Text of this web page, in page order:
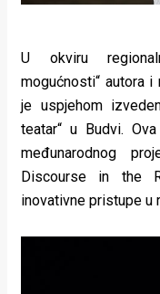
u
pokretu
Ideje
koje
rade
Urban
U okviru
mogućnosti“ autora
je uspjehom
teatar“ u Budvi.
međunarodnog
Discourse in the
inovativne pristupe u